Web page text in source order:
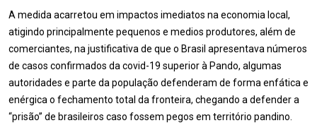
A medida acarretou em impactos imediatos na economia local,
atigindo principalmente pequenos e medios produtores, além de
comerciantes, na justificativa de que o Brasil apresentava números
de casos confirmados da covid-19 superior à Pando, algumas
autoridades e parte da população defenderam de forma enfática e
enérgica o fechamento total da fronteira, chegando a defender a
“prisão” de brasileiros caso fossem pegos em território pandino.